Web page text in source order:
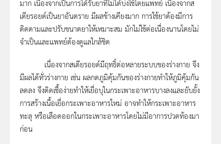
มาก เนื่องจากเป็นการได้รับยาที่ไม่ได้บ่งใช้โดยแพทย์ เนื่องจากส
เตียรอยด์เป็นยาอันตราย มีผลข้างเคียงมาก การใช้ยาต้องมีการ
ติดตามและปรับขนาดยาให้เหมาะสม มักไม่ใช้ต่อเนื่องนานโดยไม่
จำเป็นและแพทย์ต้องดูแลใกล้ชิด
เนื่องจากสเตียรอยด์มีฤทธิ์ต่อหลายระบบของร่างกาย จึง
มีผลได้ทั่วร่างกาย เช่น ผลกดภูมิคุ้มกันของร่างกายทำให้ภูมิคุ้มกัน
ลดลง จึงติดเชื้อง่ายทำให้เยื่อบุในกระเพาะอาหารบางลงและยับยั้ง
การสร้างเนื้อเยื่อกระเพาะอาหารใหม่ อาจทำให้กระเพาะอาหาร
ทะลุ หรือเลือดออกในกระเพาะอาหารโดยไม่มีอาการปวดท้องมา
ก่อน